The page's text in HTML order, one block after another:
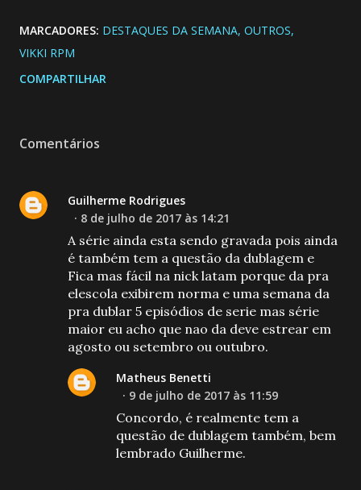
MARCADORES: DESTAQUES DA SEMANA OUTROS
VIKKI RPM
COMPARTILHAR
Comentários
Guilherme Rodrigues
8 de julho de 2017 às 14:21
A série ainda esta sendo gravada pois ainda
é também tem a questão da dublagem e
Fica mas fácil na nick latam porque da pra
elescola exibirem norma e uma semana da
pra dublar 5 episódios de serie mas série
maior eu acho que nao da deve estrear em
agosto ou setembro ou outubro.
Matheus Benetti
9 de julho de 2017 às 11:59
Concordo, é realmente tem a
questão de dublagem também, bem
lembrado Guilherme.